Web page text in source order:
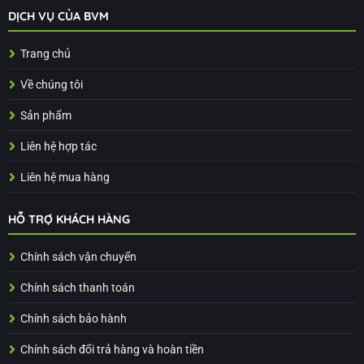
DỊCH VỤ CỦA BVM
Trang chủ
Về chúng tôi
Sản phẩm
Liên hệ hợp tác
Liên hệ mua hàng
HỖ TRỢ KHÁCH HÀNG
Chính sách vận chuyển
Chính sách thanh toán
Chính sách bảo hành
Chính sách đổi trả hàng và hoàn tiền